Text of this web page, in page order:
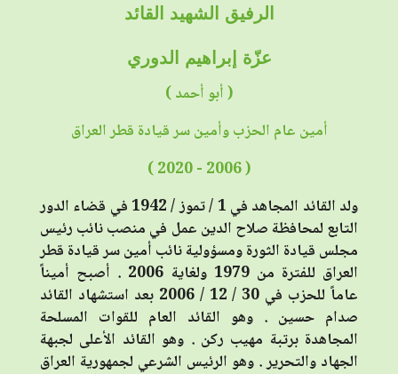
الرفيق الشهيد القائد
عزّة إبراهيم الدوري
( أبو أحمد )
أمين عام الحزب وأمين سر قيادة قطر العراق
( 2020 - 2006 )
ولد القائد المجاهد في 1 / تموز / 1942
في قضاء الدور
التابع لمحافظة صلاح الدين عمل في منصب نائب رئيس
مجلس قيادة الثورة ومسؤولية نائب أمين سر قيادة قطر
العراق للفترة من 1979 ولغاية 2006 .
أصبح أميناً
عاماً للحزب في 30 / 12 / 2006 بعد استشهاد القائد
صدام حسين . وهو القائد العام للقوات المسلحة
المجاهدة برتبة مهيب ركن . وهو القائد الأعلى لجبهة
الجهاد والتحرير . وهو الرئيس الشرعي لجمهورية العراق